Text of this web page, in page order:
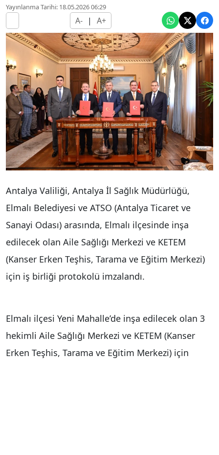
Yayınlanma Tarihi: 18.05.2026 06:29
A- | A+
Antalya Valiliği, Antalya İl Sağlık Müdürlüğü,
Elmalı Belediyesi ve ATSO (Antalya Ticaret ve
Sanayi Odası) arasında, Elmalı ilçesinde inşa
edilecek olan Aile Sağlığı Merkezi ve KETEM
(Kanser Erken Teşhis, Tarama ve Eğitim Merkezi)
için iş birliği protokolü imzalandı.
Elmalı ilçesi Yeni Mahalle’de inşa edilecek olan 3
hekimli Aile Sağlığı Merkezi ve KETEM (Kanser
Erken Teşhis, Tarama ve Eğitim Merkezi) için